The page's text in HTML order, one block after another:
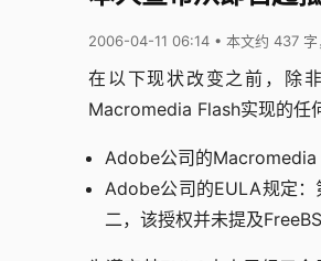
2006-04-11 06:14 • 本文约 437
在以下现状改变之前，除
Macromedia Flash实现的任
Adobe公司的Macromedia
Adobe公司的EULA规定
二，该授权并未提及